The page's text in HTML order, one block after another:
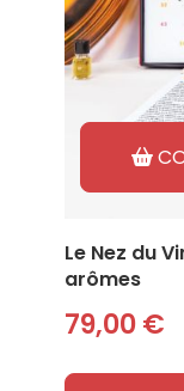
Le Nez du
arômes
79,00 €